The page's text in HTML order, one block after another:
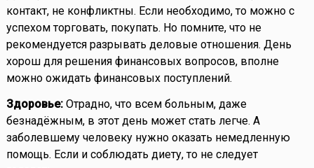
контакт, не конфликтны. Если необходимо, то можно с
успехом торговать, покупать. Но помните, что не
рекомендуется разрывать деловые отношения. День
хорош для решения финансовых вопросов, вполне
можно ожидать финансовых поступлений.
Здоровье: Отрадно, что всем больным, даже
безнадёжным, в этот день может стать легче. А
заболевшему человеку нужно оказать немедленную
помощь. Если и соблюдать диету, то не следует